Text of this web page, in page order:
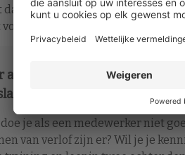
dat een uitzendkracht maximaal
een nog kortere termijn.
alles over de
en vergoedingen
je als een medewerker niet
van verlof zijn er? Wil je je